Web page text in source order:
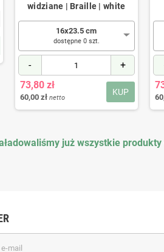
widziane | Braille | white
16x23.5 cm
dostępne 0 szt.
- +
KUP
73,80 zł
60,00 zł netto
już wszystkie